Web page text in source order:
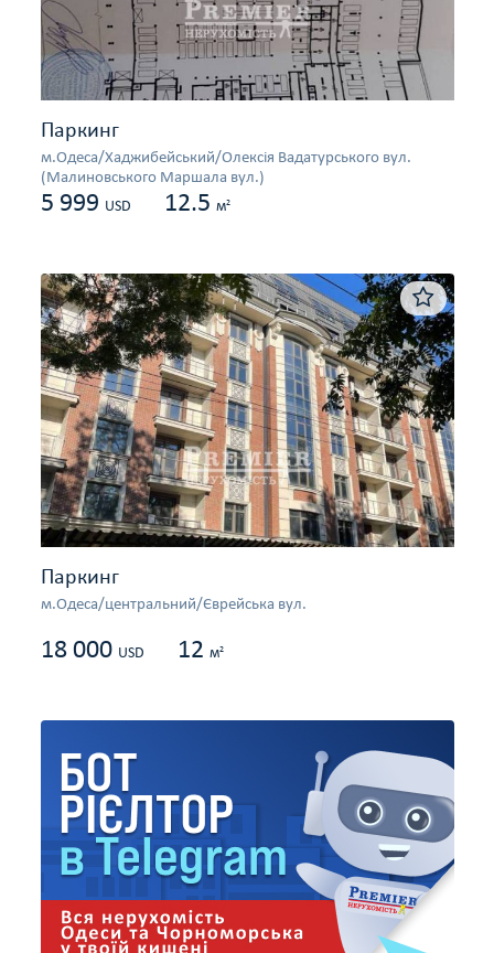
Паркинг
м.Одеса/Хаджибейський/Олексія Вадатурського вул.
(Малиновського Маршала вул.)
5 999 USD 12.5 м2
Паркинг
м.Одеса/центральний/Єврейська вул.
18 000 USD 12 м2